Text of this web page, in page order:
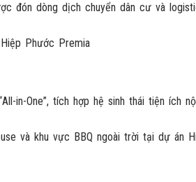
đón dòng dịch chuyển dân cư và
in-One”, tích hợp hệ sinh thái tiện ích